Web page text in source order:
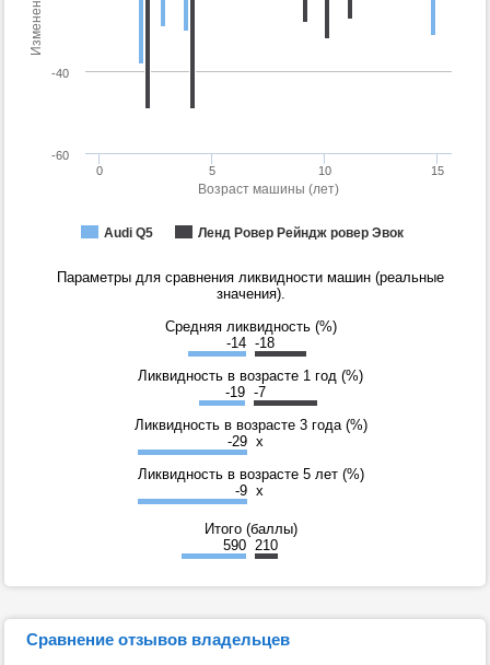
Возраст машины (лет)
Audi Q5 Ленд Ровер Рейндж ровер Эвок
0 5 10 15
-60
-40
Параметры для сравнения ликвидности машин (реальные
значения).
Средняя ликвидность (%)
-14 -18
Ликвидность в возрасте 1 год (%)
-19 -7
Ликвидность в возрасте 3 года (%)
-29 x
Ликвидность в возрасте 5 лет (%)
-9 x
Итого (баллы)
590 210
Сравнение отзывов владельцев